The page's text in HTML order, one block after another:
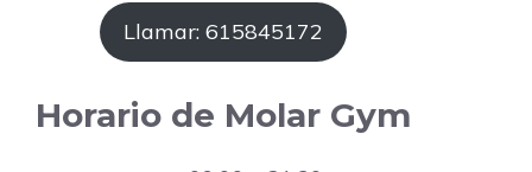
Llamar: 615845172
Horario de Molar Gym